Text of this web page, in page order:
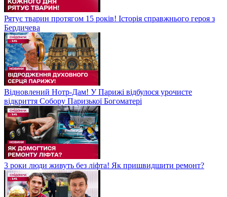
Рятує тварин протягом 15 років! Історія справжнього героя з
Бердичева
Відновлений Нотр-Дам! У Парижі відбулося урочисте
відкриття Собору Паризької Богоматері
3 роки люди живуть без ліфта! Як пришвидшити ремонт?